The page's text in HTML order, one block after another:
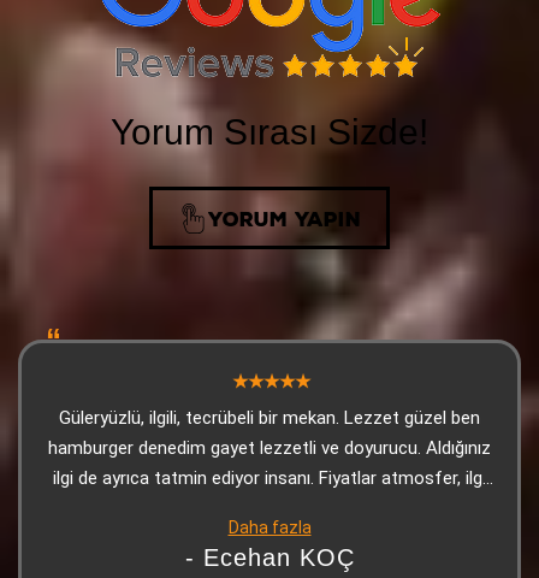
Yorum Sırası Sizde!
YORUM YAPIN
Güleryüzlü, ilgili, tecrübeli bir mekan. Lezzet güzel ben
hamburger denedim gayet lezzetli ve doyurucu. Aldığınız
ilgi de ayrıca tatmin ediyor insanı. Fiyatlar atmosfer, ilgi
Dede Kebap. Adana'ya her geldiğimde uğradığım yer artık
Daha fazla
- Ecehan KOÇ